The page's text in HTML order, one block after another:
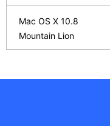
Mac OS X 10.8
Mountain Lion